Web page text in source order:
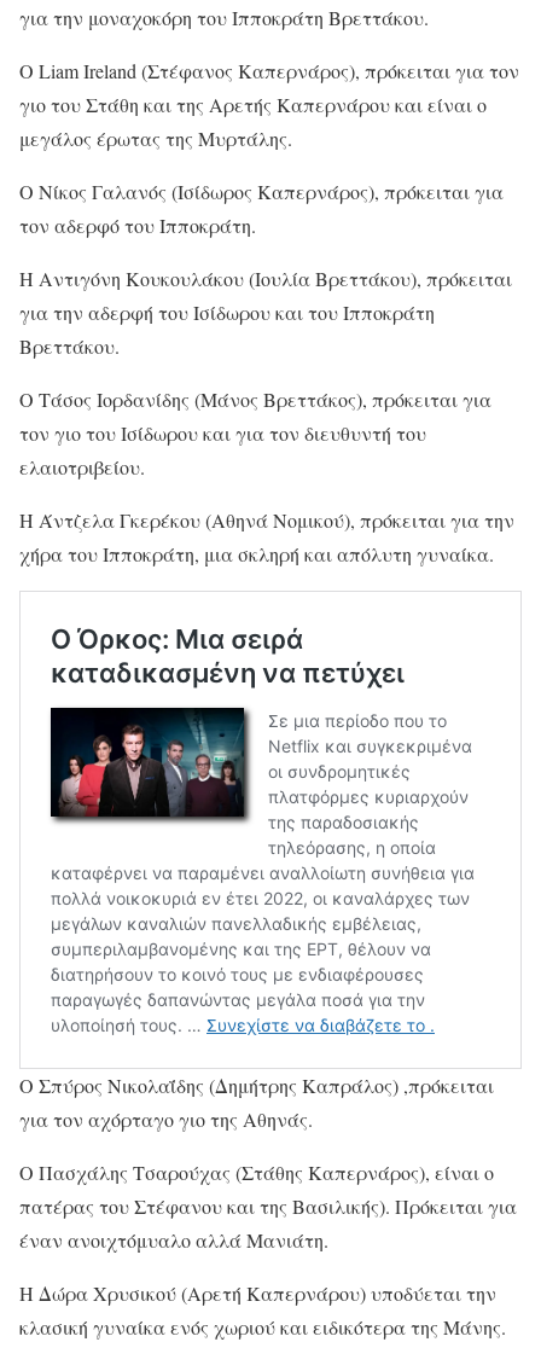
για την μοναχοκόρη του Ιπποκράτη Βρεττάκου.
Ο Liam Ireland (Στέφανος Καπερνάρος), πρόκειται για τον
γιο του Στάθη και της Αρετής Καπερνάρου και είναι ο
μεγάλος έρωτας της Μυρτάλης.
Ο Νίκος Γαλανός (Ισίδωρος Καπερνάρος), πρόκειται για
τον αδερφό του Ιπποκράτη.
Η Αντιγόνη Κουκουλάκου (Ιουλία Βρεττάκου), πρόκειται
για την αδερφή του Ισίδωρου και του Ιπποκράτη
Βρεττάκου.
Ο Τάσος Ιορδανίδης (Μάνος Βρεττάκος), πρόκειται για
τον γιο του Ισίδωρου και για τον διευθυντή του
ελαιοτριβείου.
Η Άντζελα Γκερέκου (Αθηνά Νομικού), πρόκειται για την
χήρα του Ιπποκράτη, μια σκληρή και απόλυτη γυναίκα.
Ο Σπύρος Νικολαΐδης (Δημήτρης Καπράλος) ,πρόκειται
για τον αχόρταγο γιο της Αθηνάς.
Ο Πασχάλης Τσαρούχας (Στάθης Καπερνάρος), είναι ο
πατέρας του Στέφανου και της Βασιλικής). Πρόκειται για
έναν ανοιχτόμυαλο αλλά Μανιάτη.
Η Δώρα Χρυσικού (Αρετή Καπερνάρου) υποδύεται την
κλασική γυναίκα ενός χωριού και ειδικότερα της Μάνης.